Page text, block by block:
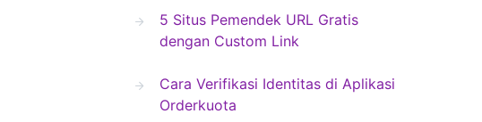
5 Situs Pemendek URL Gratis
dengan Custom Link
Cara Verifikasi Identitas di Aplikasi
Orderkuota